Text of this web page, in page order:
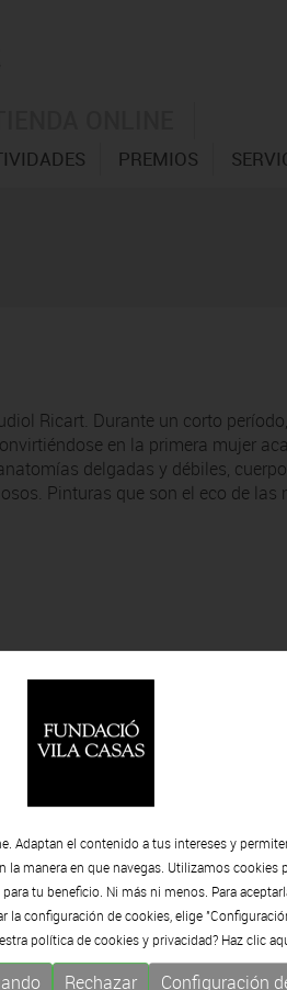
PREMIOS
Ricart. Durante un corto
en la primera mujer
delgadas y débiles,
Pinturas que son el eco de
Adaptan el contenido a tus intereses y
la manera en que navegas. Utilizamos cookies
tu beneficio. Ni más ni menos. Para
la configuración de cookies, elige
política de cookies y privacidad? Haz clic
Rechazar Configuración